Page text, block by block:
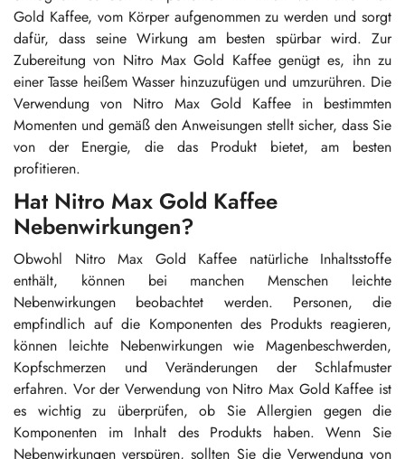
Gold Kaffee, vom Körper aufgenommen zu werden und sorgt
dafür, dass seine Wirkung am besten spürbar wird. Zur
Zubereitung von Nitro Max Gold Kaffee genügt es, ihn zu
einer Tasse heißem Wasser hinzuzufügen und umzurühren. Die
Verwendung von Nitro Max Gold Kaffee in bestimmten
Momenten und gemäß den Anweisungen stellt sicher, dass Sie
von der Energie, die das Produkt bietet, am besten
profitieren.
Hat Nitro Max Gold Kaffee
Nebenwirkungen?
Obwohl Nitro Max Gold Kaffee natürliche Inhaltsstoffe
enthält, können bei manchen Menschen leichte
Nebenwirkungen beobachtet werden. Personen, die
empfindlich auf die Komponenten des Produkts reagieren,
können leichte Nebenwirkungen wie Magenbeschwerden,
Kopfschmerzen und Veränderungen der Schlafmuster
erfahren. Vor der Verwendung von Nitro Max Gold Kaffee ist
es wichtig zu überprüfen, ob Sie Allergien gegen die
Komponenten im Inhalt des Produkts haben. Wenn Sie
Nebenwirkungen verspüren, sollten Sie die Verwendung von